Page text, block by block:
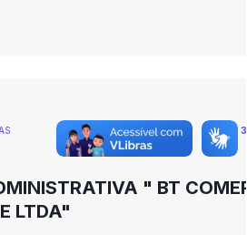
" BT
LTDA"